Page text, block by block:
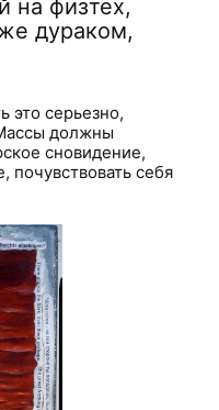
на физтех,
дураком,
это серьезно,
должны
сновидение,
почувствовать себя